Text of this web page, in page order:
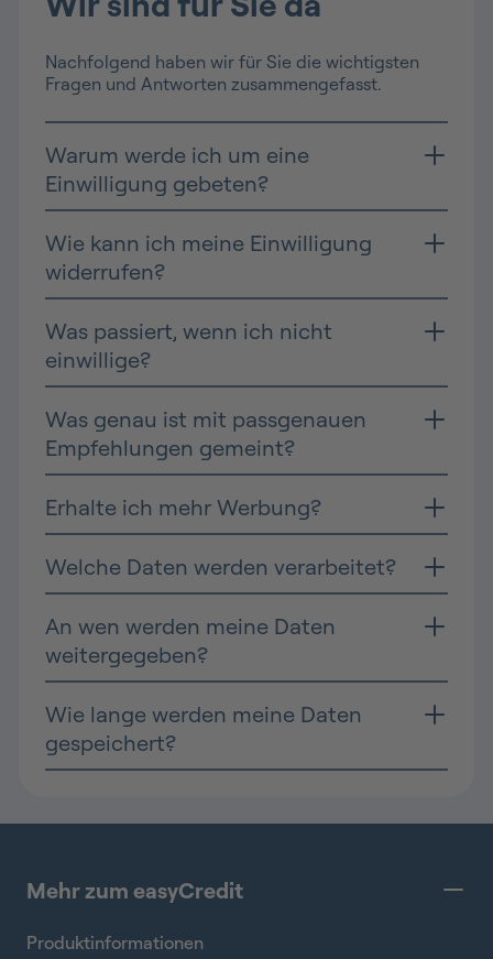
Nachfolgend haben wir für Sie die wichtigsten
Fragen und Antworten zusammengefasst.
Warum werde ich um eine
Einwilligung gebeten?
Wie kann ich meine Einwilligung
widerrufen?
Was passiert, wenn ich nicht
einwillige?
Was genau ist mit passgenauen
Empfehlungen gemeint?
Erhalte ich mehr Werbung?
Welche Daten werden verarbeitet?
An wen werden meine Daten
weitergegeben?
Wie lange werden meine Daten
gespeichert?
Mehr zum easyCredit
Produktinformationen